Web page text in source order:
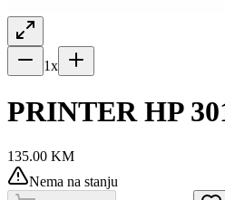
1x
PRINTER HP
135.00 KM
Nema na stanju